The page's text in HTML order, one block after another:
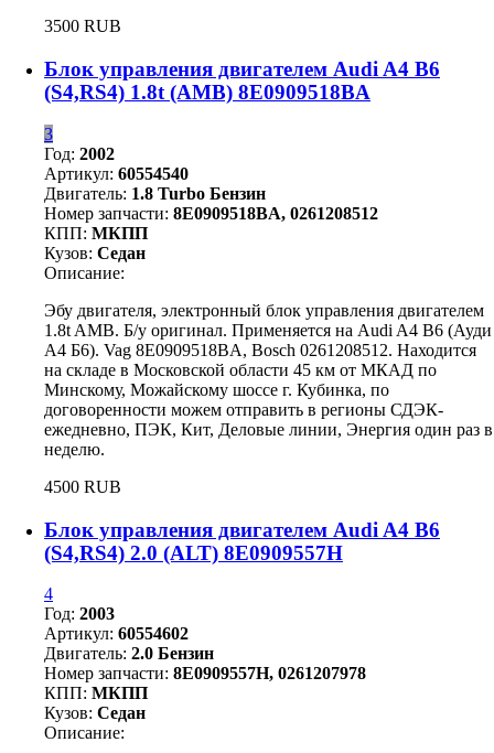
3500 RUB
Блок управления двигателем Audi A4 B6
(S4,RS4) 1.8t (AMB) 8E0909518BA
3
Год: 2002
Артикул: 60554540
Двигатель: 1.8 Turbo Бензин
Номер запчасти: 8E0909518BA, 0261208512
КПП: МКПП
Кузов: Седан
Описание:
Эбу двигателя, электронный блок управления двигателем
1.8t AMB. Б/у оригинал. Применяется на Audi A4 B6 (Ауди
А4 Б6). Vag 8E0909518BA, Bosch 0261208512. Находится
на складе в Московской области 45 км от МКАД по
Минскому, Можайскому шоссе г. Кубинка, по
договоренности можем отправить в регионы СДЭК-
ежедневно, ПЭК, Кит, Деловые линии, Энергия один раз в
неделю.
4500 RUB
Блок управления двигателем Audi A4 B6
(S4,RS4) 2.0 (ALT) 8E0909557H
4
Год: 2003
Артикул: 60554602
Двигатель: 2.0 Бензин
Номер запчасти: 8E0909557H, 0261207978
КПП: МКПП
Кузов: Седан
Описание: